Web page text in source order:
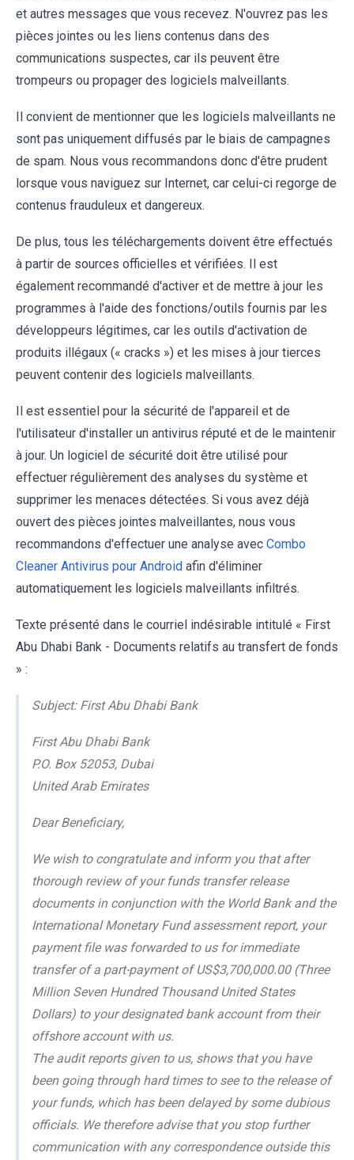
et autres messages que vous recevez. N'ouvrez pas les
pièces jointes ou les liens contenus dans des
communications suspectes, car ils peuvent être
trompeurs ou propager des logiciels malveillants.
Il convient de mentionner que les logiciels malveillants ne
sont pas uniquement diffusés par le biais de campagnes
de spam. Nous vous recommandons donc d'être prudent
lorsque vous naviguez sur Internet, car celui-ci regorge de
contenus frauduleux et dangereux.
De plus, tous les téléchargements doivent être effectués
à partir de sources officielles et vérifiées. Il est
également recommandé d'activer et de mettre à jour les
programmes à l'aide des fonctions/outils fournis par les
développeurs légitimes, car les outils d'activation de
produits illégaux (« cracks ») et les mises à jour tierces
peuvent contenir des logiciels malveillants.
Il est essentiel pour la sécurité de l'appareil et de
l'utilisateur d'installer un antivirus réputé et de le maintenir
à jour. Un logiciel de sécurité doit être utilisé pour
effectuer régulièrement des analyses du système et
supprimer les menaces détectées. Si vous avez déjà
ouvert des pièces jointes malveillantes, nous vous
recommandons d'effectuer une analyse avec Combo
Cleaner Antivirus pour Android afin d'éliminer
automatiquement les logiciels malveillants infiltrés.
Texte présenté dans le courriel indésirable intitulé « First
Abu Dhabi Bank - Documents relatifs au transfert de fonds
» :
Subject: First Abu Dhabi Bank
First Abu Dhabi Bank
P.O. Box 52053, Dubai
United Arab Emirates
Dear Beneficiary,
We wish to congratulate and inform you that after
thorough review of your funds transfer release
documents in conjunction with the World Bank and the
International Monetary Fund assessment report, your
payment file was forwarded to us for immediate
transfer of a part-payment of US$3,700,000.00 (Three
Million Seven Hundred Thousand United States
Dollars) to your designated bank account from their
offshore account with us.
The audit reports given to us, shows that you have
been going through hard times to see to the release of
your funds, which has been delayed by some dubious
officials. We therefore advise that you stop further
communication with any correspondence outside this